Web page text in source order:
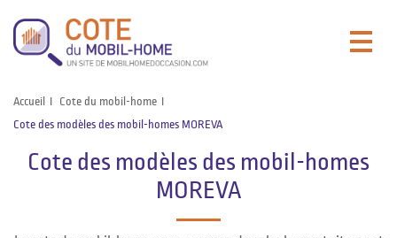
Accueil
Cote du mobil-home
Cote des modèles des mobil-homes MOREVA
Cote des modèles des mobil-homes
MOREVA